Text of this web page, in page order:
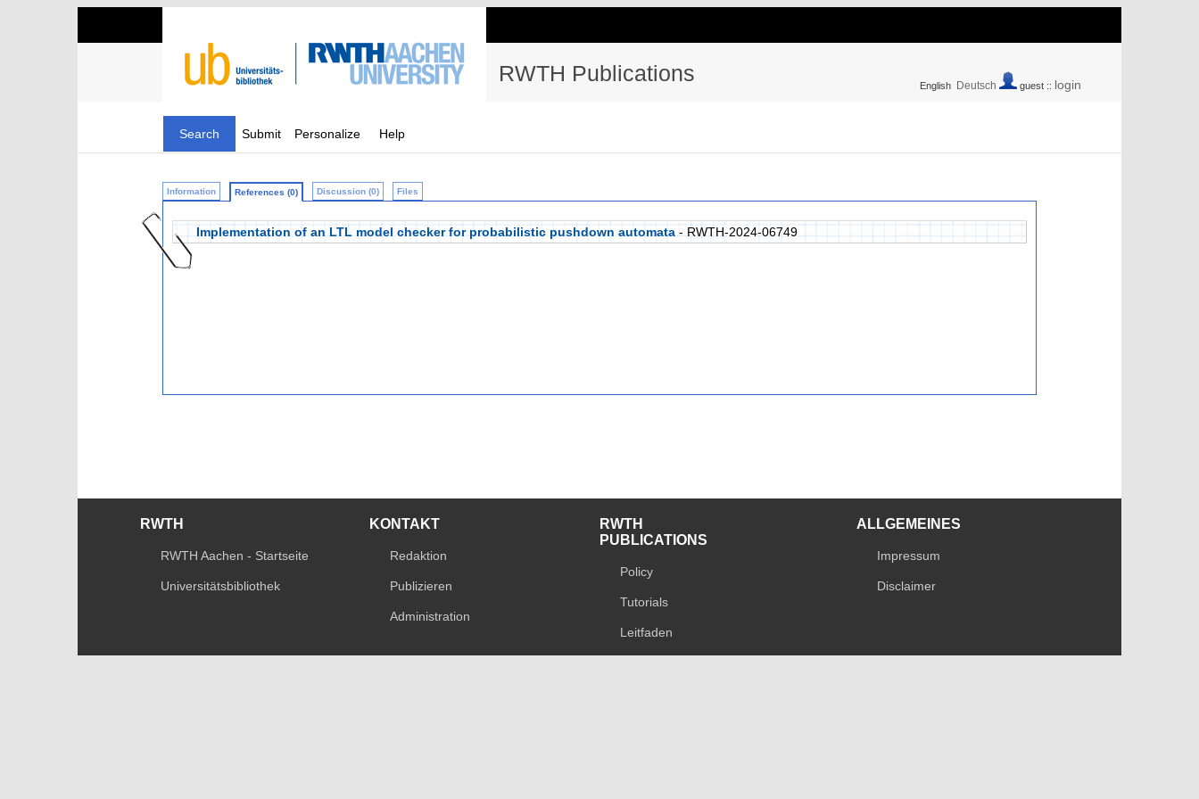
RWTH Publications English Deutsch guest :: login
Search Submit Personalize Help
Information References (0) Discussion (0) Files
Implementation of an LTL model checker for probabilistic pushdown automata - RWTH-2024-06749
RWTH
RWTH Aachen - Startseite
Universitätsbibliothek
KONTAKT
Redaktion
Publizieren
Administration
RWTH
PUBLICATIONS
Policy
Tutorials
Leitfaden
ALLGEMEINES
Impressum
Disclaimer